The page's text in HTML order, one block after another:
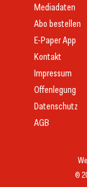
©
Mediadaten
Abo bestellen
E-Paper App
Kontakt
Impressum
Offenlegung
Datenschutz
AGB